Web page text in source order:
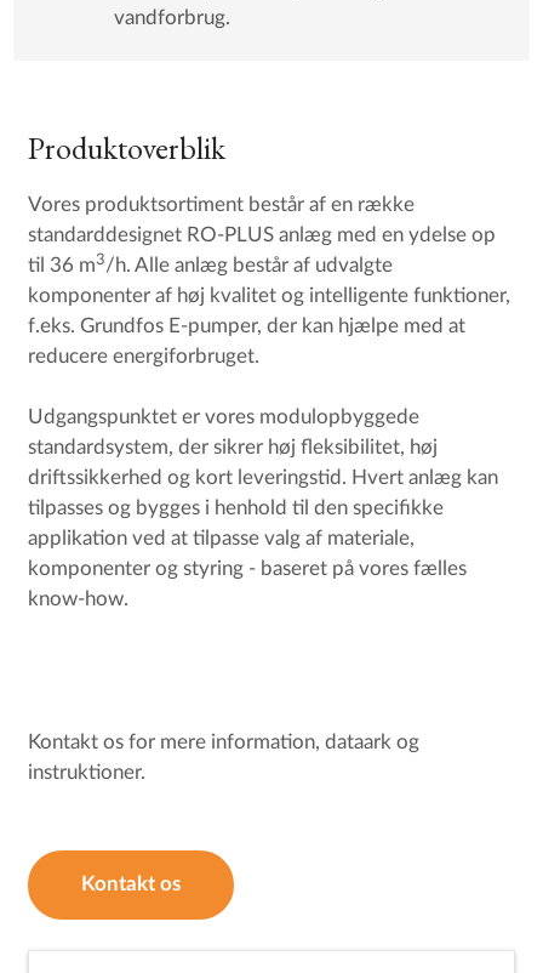
vandforbrug.
Produktoverblik
Vores produktsortiment består af en række
standarddesignet RO-PLUS anlæg med en ydelse op
til 36 m3/h. Alle anlæg består af udvalgte
komponenter af høj kvalitet og intelligente funktioner,
f.eks. Grundfos E-pumper, der kan hjælpe med at
reducere energiforbruget.
Udgangspunktet er vores modulopbyggede
standardsystem, der sikrer høj fleksibilitet, høj
driftssikkerhed og kort leveringstid. Hvert anlæg kan
tilpasses og bygges i henhold til den specifikke
applikation ved at tilpasse valg af materiale,
komponenter og styring - baseret på vores fælles
know-how.
Kontakt os for mere information, dataark og
instruktioner.
Kontakt os